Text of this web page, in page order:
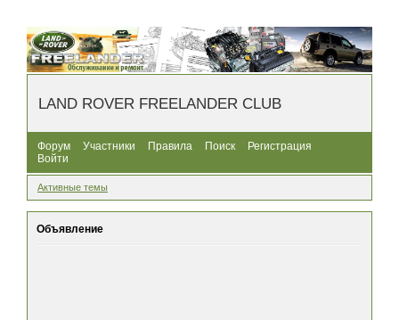
LAND ROVER FREELANDER CLUB
Форум Участники Правила Поиск
Регистрация
Войти
Активные темы
Объявление